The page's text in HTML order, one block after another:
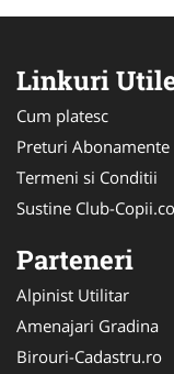
Linkuri
Cum platesc
Preturi Abonamente
Termeni si Conditii
Sustine Club-
Parteneri
Alpinist Utilitar
Amenajari Gradina
Birouri-Cadastru.ro